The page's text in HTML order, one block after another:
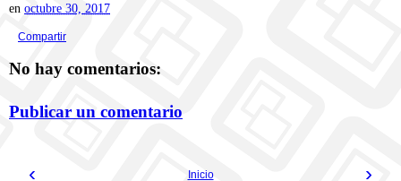
en octubre 30, 2017
Compartir
No hay comentarios:
Publicar un comentario
‹ ›
Inicio